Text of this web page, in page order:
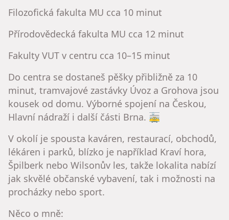
Filozofická fakulta MU cca 10 minut
Přírodovědecká fakulta MU cca 12 minut
Fakulty VUT v centru cca 10–15 minut
Do centra se dostaneš pěšky přibližně za 10
minut, tramvajové zastávky Úvoz a Grohova jsou
kousek od domu. Výborné spojení na Českou,
Hlavní nádraží i další části Brna. 🚋
V okolí je spousta kaváren, restaurací, obchodů,
lékáren i parků, blízko je například Kraví hora,
Špilberk nebo Wilsonův les, takže lokalita nabízí
jak skvělé občanské vybavení, tak i možnosti na
procházky nebo sport.
Něco o mně: